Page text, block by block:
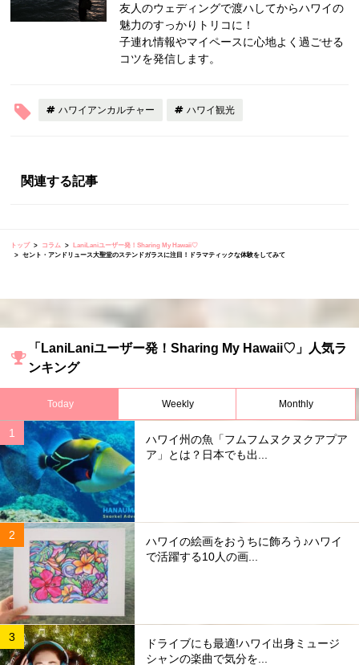
友人のウェディングで渡ハしてからハワイの
魅力のすっかりトリコに！
子連れ情報やマイペースに心地よく過ごせる
コツを発信します。
ハワイアンカルチャー ハワイ観光
関連する記事
トップ コラム
LaniLaniユーザー発！Sharing My Hawaii♡
セント・アンドリュース大聖堂のステンドガラスに注目！ドラマティックな体験をしてみて
「LaniLaniユーザー発！Sharing My Hawaii♡」人気ラ
ンキング
Today Weekly Monthly
ハワイ州の魚「フムフムヌクヌクアプア
ア」とは？日本でも出...
ハワイの絵画をおうちに飾ろう♪ハワイ
で活躍する10人の画...
ドライブにも最適!ハワイ出身ミュージ
シャンの楽曲で気分を...